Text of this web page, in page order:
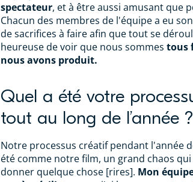
spectateur, et à être aussi amusant que
Chacun des membres de l'équipe a eu
de sacrifices à faire afin que tout se
heureuse de voir que nous sommes tous
nous avons produit.
Quel a été votre
tout au long de l’année ?
Notre processus créatif pendant l'année
été comme notre film, un grand chaos
donner quelque chose [rires]. Mon